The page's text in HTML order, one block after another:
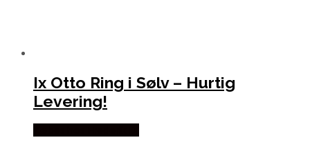
Ix Otto Ring i Sølv – Hurtig
Levering!